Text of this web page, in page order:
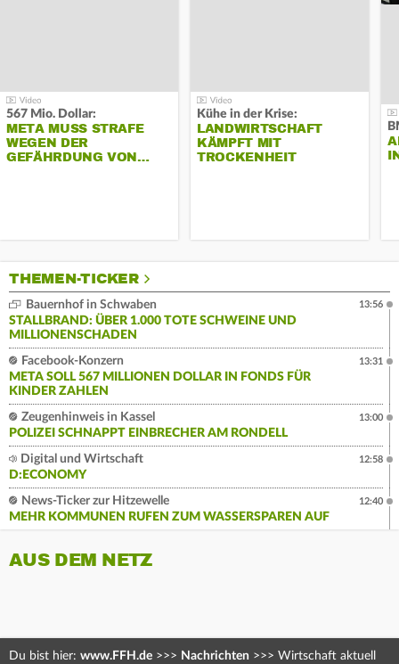
567 Mio. Dollar:
META MUSS STRAFE
WEGEN DER
GEFÄHRDUNG VON…
Kühe in der Krise:
LANDWIRTSCHAFT
KÄMPFT MIT
TROCKENHEIT
THEMEN-TICKER
Bauernhof in Schwaben
STALLBRAND: ÜBER 1.000 TOTE SCHWEINE UND
MILLIONENSCHADEN
13:56
Facebook-Konzern
META SOLL 567 MILLIONEN DOLLAR IN FONDS FÜR
KINDER ZAHLEN
13:31
Zeugenhinweis in Kassel
POLIZEI SCHNAPPT EINBRECHER AM RONDELL
13:00
Digital und Wirtschaft
D:ECONOMY
12:58
News-Ticker zur Hitzewelle
MEHR KOMMUNEN RUFEN ZUM WASSERSPAREN AUF
12:40
AUS DEM NETZ
Du bist hier: www.FFH.de >>> Nachrichten >>> Wirtschaft aktuell